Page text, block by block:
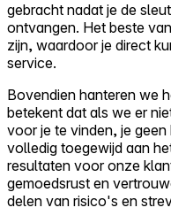
gebracht nadat je de
ontvangen. Het beste
zijn, waardoor je direct
service.
Bovendien hanteren we
betekent dat als we er
voor je te vinden, je
volledig toegewijd aan
resultaten voor onze
gemoedsrust en
delen van risico's en